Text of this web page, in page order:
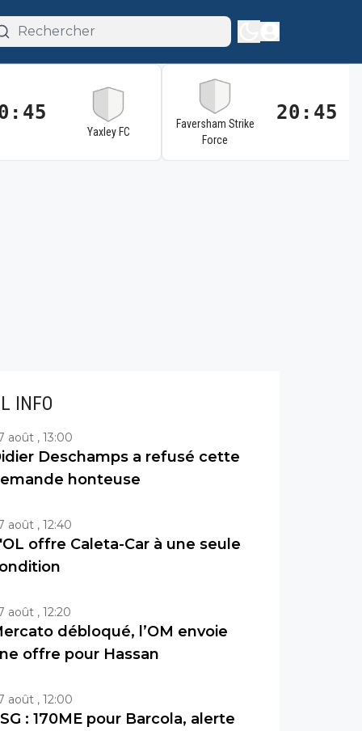
Yaxley FC
Faversham Strike
Force
20:45
INFO
août , 13:00
Deschamps a refusé cette
honteuse
août , 12:40
offre Caleta-Car à une seule
août , 12:20
débloqué, l’OM envoie
offre pour Hassan
août , 12:00
: 170ME pour Barcola, alerte